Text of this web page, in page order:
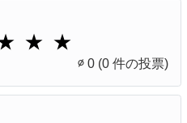
3 Stars
★ 4 Stars
★
∅ 0(0 件の投票)